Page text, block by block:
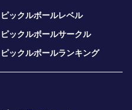
ピックルボールレベル
ピックルボールサークル
ピックルボールランキング